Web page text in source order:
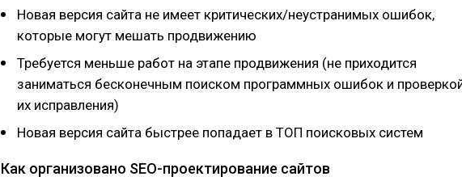
Новая версия сайта не имеет критических/неустранимых ошибок,
которые могут мешать продвижению
Требуется меньше работ на этапе продвижения (не приходится
заниматься бесконечным поиском программных ошибок и
их исправления)
Новая версия сайта быстрее попадает в ТОП поисковых систем
Как организовано SEO-проектирование сайтов